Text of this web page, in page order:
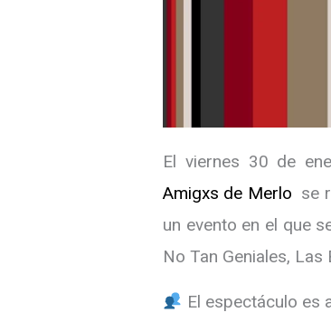
El viernes 30 de
Amigxs de Merlo se
un evento en el que
No Tan Geniales,
El espectáculo es